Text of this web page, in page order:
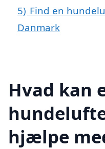
5) Find en
Danmark
Hvad kan
hjælpe